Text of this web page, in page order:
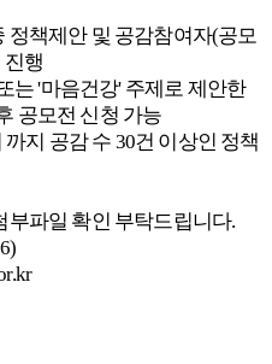
정책제안 및 공감참여자(공모
진행
는 '마음건강' 주제로 제안한
공모전 신청 가능
지 공감 수 30건 이상인 정책
부파일 확인 부탁드립니다.